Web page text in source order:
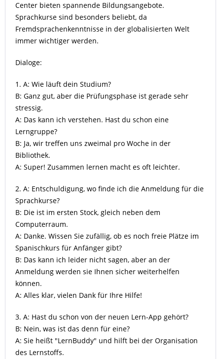
Center bieten spannende Bildungsangebote.
Sprachkurse sind besonders beliebt, da
Fremdsprachenkenntnisse in der globalisierten Welt
immer wichtiger werden.
Dialoge:
1. A: Wie läuft dein Studium?
B: Ganz gut, aber die Prüfungsphase ist gerade sehr
stressig.
A: Das kann ich verstehen. Hast du schon eine
Lerngruppe?
B: Ja, wir treffen uns zweimal pro Woche in der
Bibliothek.
A: Super! Zusammen lernen macht es oft leichter.
2. A: Entschuldigung, wo finde ich die Anmeldung für die
Sprachkurse?
B: Die ist im ersten Stock, gleich neben dem
Computerraum.
A: Danke. Wissen Sie zufällig, ob es noch freie Plätze im
Spanischkurs für Anfänger gibt?
B: Das kann ich leider nicht sagen, aber an der
Anmeldung werden sie Ihnen sicher weiterhelfen
können.
A: Alles klar, vielen Dank für Ihre Hilfe!
3. A: Hast du schon von der neuen Lern-App gehört?
B: Nein, was ist das denn für eine?
A: Sie heißt "LernBuddy" und hilft bei der Organisation
des Lernstoffs.